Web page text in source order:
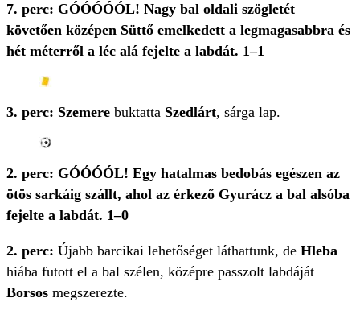
7. perc: GÓÓÓÓÓL! Nagy bal oldali szögletét
követően középen Süttő emelkedett a legmagasabbra és
hét méterről a léc alá fejelte a labdát. 1–1
3. perc: Szemere buktatta Szedlárt, sárga lap.
2. perc: GÓÓÓÓL! Egy hatalmas bedobás egészen az
ötös sarkáig szállt, ahol az érkező Gyurácz a bal alsóba
fejelte a labdát. 1–0
2. perc: Újabb barcikai lehetőséget láthattunk, de Hleba
hiába futott el a bal szélen, középre passzolt labdáját
Borsos megszerezte.